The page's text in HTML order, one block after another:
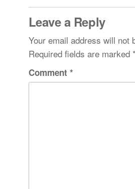
Leave a Reply
Your email address will not
Required fields are marked *
Comment *